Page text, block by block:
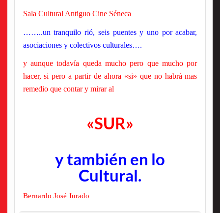
Sala Cultural Antiguo Cine Séneca
……..un tranquilo rió, seis puentes y uno por acabar,
asociaciones y colectivos culturales….
y aunque todavía queda mucho pero que mucho por
hacer, si pero a partir de ahora «si» que no habrá mas
remedio que contar y mirar al
«SUR»
y también en lo
Cultural.
Bernardo José Jurado